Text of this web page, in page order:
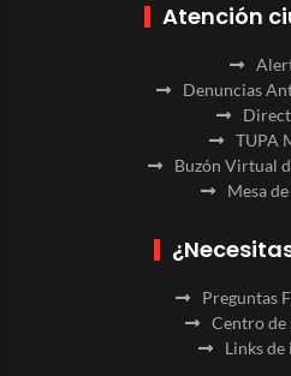
Atención
Denuncias
TUPA
Buzón Virtual
Mesa
Preguntas
Centro de
Links